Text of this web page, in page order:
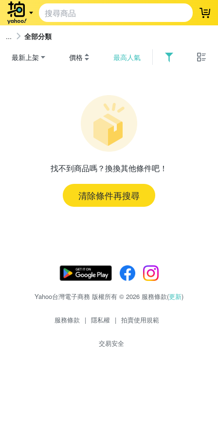
登
全部分類
最新上架 價格 最高人氣
找不到商品嗎？換換其他條件吧！
清除條件再搜尋
Yahoo台灣電子商務 版權所有 © 2026 服務條款(更新)
服務條款 | 隱私權 | 拍賣使用規範
交易安全